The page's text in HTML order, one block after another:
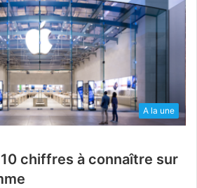
A la une
10 chiffres à connaître sur